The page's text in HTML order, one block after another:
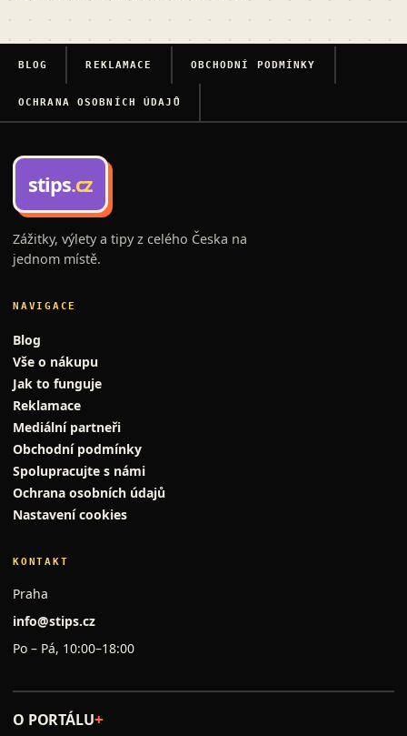
BLOG REKLAMACE OBCHODNÍ PODMÍNKY
OCHRANA OSOBNÍCH ÚDAJŮ
stips.cz
Zážitky, výlety a tipy z celého Česka na
jednom místě.
NAVIGACE
Blog
Vše o nákupu
Jak to funguje
Reklamace
Mediální partneři
Obchodní podmínky
Spolupracujte s námi
Ochrana osobních údajů
Nastavení cookies
KONTAKT
Praha
info@stips.cz
Po – Pá, 10:00–18:00
O PORTÁLU